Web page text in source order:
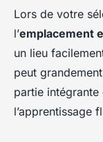
Lors de votre
l’emplacement
un lieu
peut
partie
l’apprentissage